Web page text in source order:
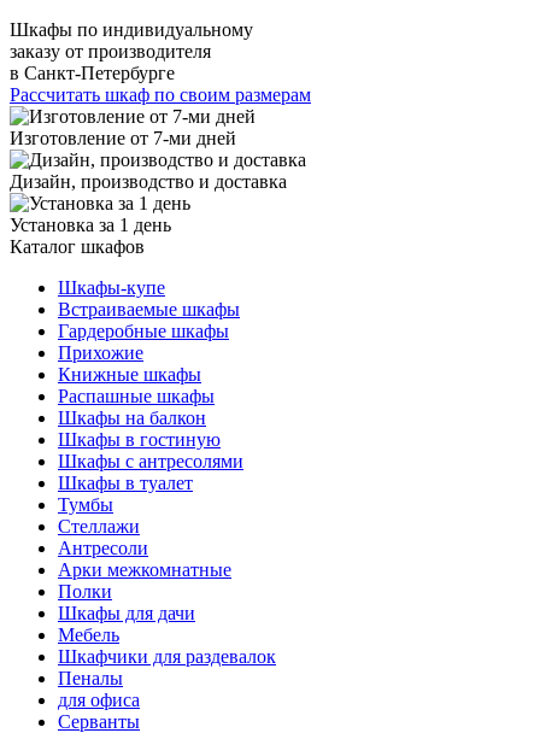
Шкафы по индивидуальному
заказу от производителя
в Санкт-Петербурге
Рассчитать шкаф по своим размерам
Изготовление от 7-ми дней
Дизайн, производство и доставка
Установка за 1 день
Каталог шкафов
Шкафы-купе
Встраиваемые шкафы
Гардеробные шкафы
Прихожие
Книжные шкафы
Распашные шкафы
Шкафы на балкон
Шкафы в гостиную
Шкафы с антресолями
Шкафы в туалет
Тумбы
Стеллажи
Антресоли
Арки межкомнатные
Полки
Шкафы для дачи
Мебель
Шкафчики для раздевалок
Пеналы
для офиса
Серванты